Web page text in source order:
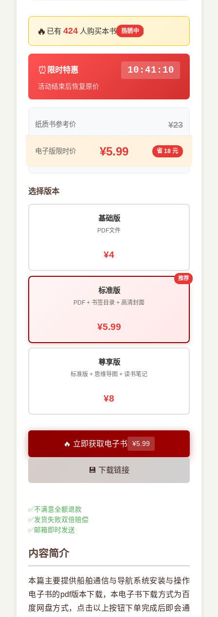
🔥 已有424 人购买本书 热销中
⏰ 限时特惠 10:41:10
活动结束后恢复原价
纸质书参考价 ¥23
电子版限时价 ¥5.99 省 18 元
选择版本
基础版
PDF文件
¥4
推荐
标准版
PDF + 书签目录 + 高清封面
¥5.99
尊享版
标准版 + 思维导图 + 读书笔记
¥8
🔥 立即获取电子书 ¥5.99
💾 下载链接
✅不满意全额退款
✅发货失败双倍赔偿
✅邮箱即时发送
内容简介
本篇主要提供船舶通信与导航系统安装与操作
电子书的pdf版本下载，本电子书下载方式为百
度网盘方式，点击以上按钮下单完成后即会通